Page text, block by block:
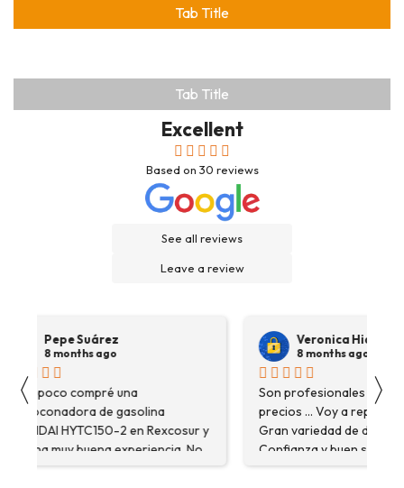
Tab Title
Tab Title
Excellent
Based on 30 reviews
See all reviews
Leave a review
〈
Pepe Suárez
8 months ago
Hace poco compré una
destoconadora de gasolina
HYUNDAI HYTC150-2 en Rexcosur y
fue una muy buena experiencia. No
solo me encontré el producto que
Veronica Hidalgo
8 months ago
Son profesionales ,
precios ... Voy a repetir
Gran variedad de
Confianza y buen servicio.
〉